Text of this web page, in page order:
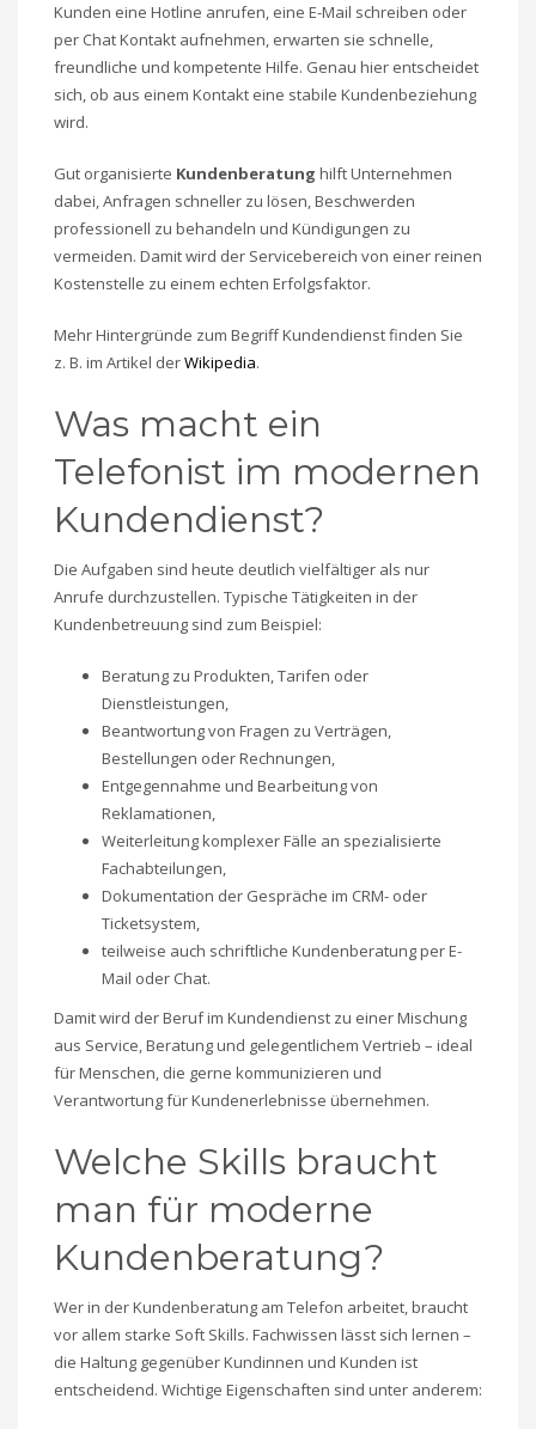
Kunden eine Hotline anrufen, eine E-Mail schreiben oder
per Chat Kontakt aufnehmen, erwarten sie schnelle,
freundliche und kompetente Hilfe. Genau hier entscheidet
sich, ob aus einem Kontakt eine stabile Kundenbeziehung
wird.
Gut organisierte Kundenberatung hilft Unternehmen
dabei, Anfragen schneller zu lösen, Beschwerden
professionell zu behandeln und Kündigungen zu
vermeiden. Damit wird der Servicebereich von einer reinen
Kostenstelle zu einem echten Erfolgsfaktor.
Mehr Hintergründe zum Begriff Kundendienst finden Sie
z. B. im Artikel derWikipedia.
Was macht ein
Telefonist im modernen
Kundendienst?
Die Aufgaben sind heute deutlich vielfältiger als nur
Anrufe durchzustellen. Typische Tätigkeiten in der
Kundenbetreuung sind zum Beispiel:
Beratung zu Produkten, Tarifen oder
Dienstleistungen,
Beantwortung von Fragen zu Verträgen,
Bestellungen oder Rechnungen,
Entgegennahme und Bearbeitung von
Reklamationen,
Weiterleitung komplexer Fälle an spezialisierte
Fachabteilungen,
Dokumentation der Gespräche im CRM- oder
Ticketsystem,
teilweise auch schriftliche Kundenberatung per E-
Mail oder Chat.
Damit wird der Beruf im Kundendienst zu einer Mischung
aus Service, Beratung und gelegentlichem Vertrieb – ideal
für Menschen, die gerne kommunizieren und
Verantwortung für Kundenerlebnisse übernehmen.
Welche Skills braucht
man für moderne
Kundenberatung?
Wer in der Kundenberatung am Telefon arbeitet, braucht
vor allem starke Soft Skills. Fachwissen lässt sich lernen –
die Haltung gegenüber Kundinnen und Kunden ist
entscheidend. Wichtige Eigenschaften sind unter anderem: